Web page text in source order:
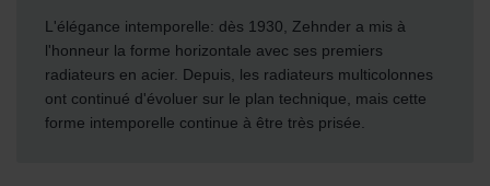
L'élégance intemporelle: dès 1930, Zehnder a mis à
l'honneur la forme horizontale avec ses premiers
radiateurs en acier. Depuis, les radiateurs multicolonnes
ont continué d'évoluer sur le plan technique, mais cette
forme intemporelle continue à être très prisée.